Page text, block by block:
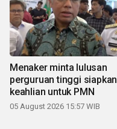
Menaker minta lulusan
perguruan tinggi siapkan
keahlian untuk PMN
05 August 2026 15:57 WIB